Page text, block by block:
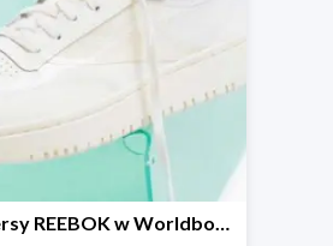
Sneakersy REEBOK w Worldbox do -40%